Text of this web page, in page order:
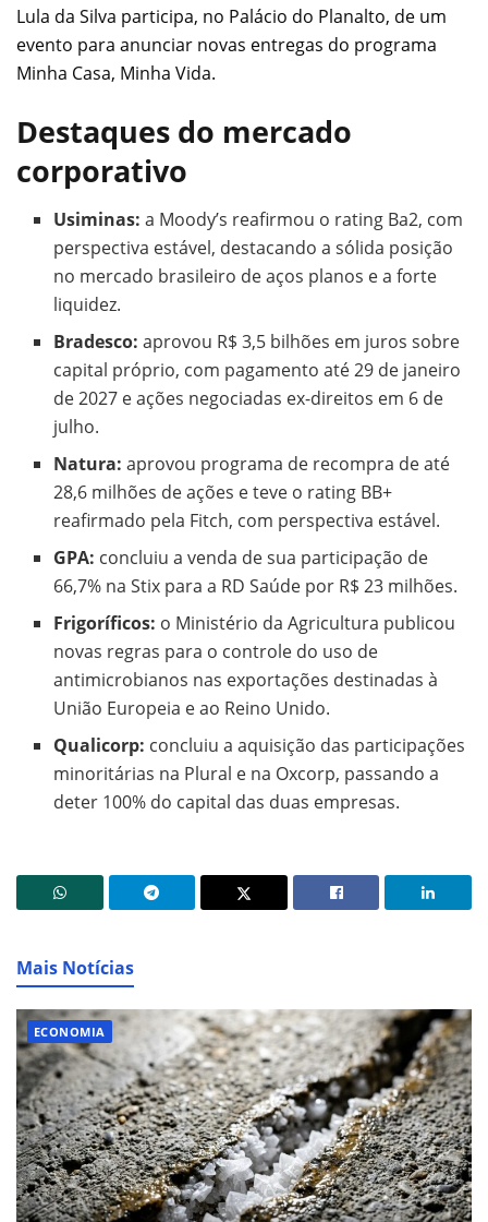
Lula da Silva participa, no Palácio do Planalto, de um
evento para anunciar novas entregas do programa
Minha Casa, Minha Vida.
Destaques do mercado
corporativo
Usiminas: a Moody’s reafirmou o rating Ba2, com
perspectiva estável, destacando a sólida posição
no mercado brasileiro de aços planos e a forte
liquidez.
Bradesco: aprovou R$ 3,5 bilhões em juros sobre
capital próprio, com pagamento até 29 de janeiro
de 2027 e ações negociadas ex-direitos em 6 de
julho.
Natura: aprovou programa de recompra de até
28,6 milhões de ações e teve o rating BB+
reafirmado pela Fitch, com perspectiva estável.
GPA: concluiu a venda de sua participação de
66,7% na Stix para a RD Saúde por R$ 23 milhões.
Frigoríficos: o Ministério da Agricultura publicou
novas regras para o controle do uso de
antimicrobianos nas exportações destinadas à
União Europeia e ao Reino Unido.
Qualicorp: concluiu a aquisição das participações
minoritárias na Plural e na Oxcorp, passando a
deter 100% do capital das duas empresas.
Mais Notícias
ECONOMIA